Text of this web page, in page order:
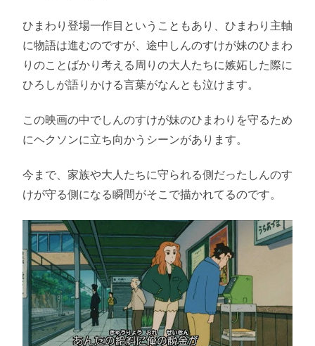
ひまわり登場一作目ということもあり、ひまわり主軸
に物語は進むのですが、途中しんのすけが妹のひまわ
りのことばかり考える周りの大人たちに嫉妬した際に
ひろしが語りかける言葉がなんとも泣けます。
この映画の中でしんのすけが妹のひまわりを守るため
にヘクソンに立ち向かうシーンがあります。
今まで、家族や大人たちに守られる側だったしんのす
けが守る側になる瞬間がそこで描かれてるのです。